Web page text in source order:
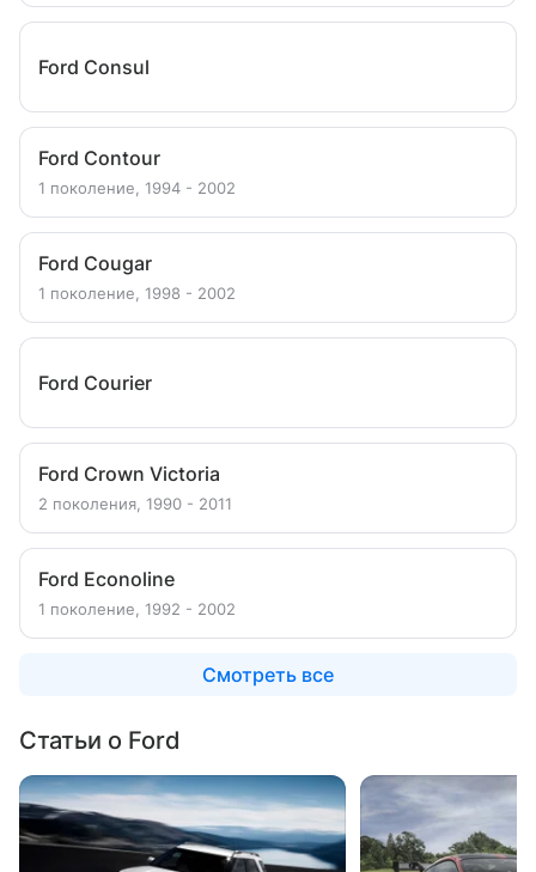
Ford Consul
Ford Contour
1 поколение, 1994 - 2002
Ford Cougar
1 поколение, 1998 - 2002
Ford Courier
Ford Crown Victoria
2 поколения, 1990 - 2011
Ford Econoline
1 поколение, 1992 - 2002
Смотреть все
Статьи о Ford